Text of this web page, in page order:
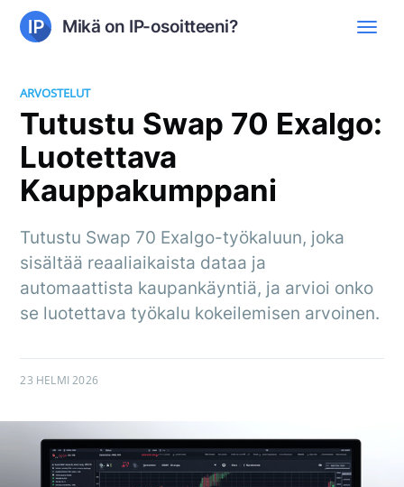
Mikä on IP-osoitteeni?
ARVOSTELUT
Tutustu Swap 70 Exalgo:
Luotettava
Kauppakumppani
Tutustu Swap 70 Exalgo-työkaluun, joka
sisältää reaaliaikaista dataa ja
automaattista kaupankäyntiä, ja arvioi onko
se luotettava työkalu kokeilemisen arvoinen.
23 HELMI 2026